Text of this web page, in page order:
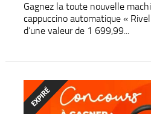
Gagnez la toute nouvelle
cappuccino automatique «
d’une valeur de 1 699,99...